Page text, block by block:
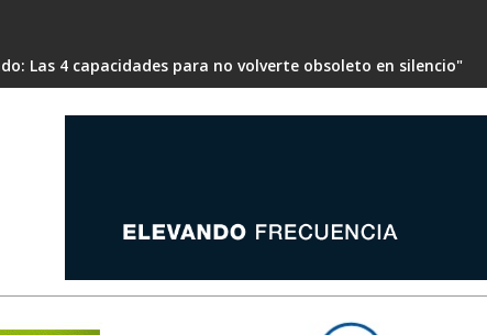
Las 4 capacidades para no volverte obsoleto en silencio"